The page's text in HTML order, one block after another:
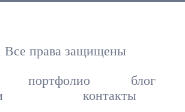
Все права защищены
портфолио
блог
контакты